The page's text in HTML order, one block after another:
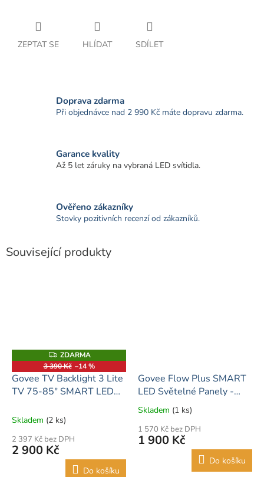
ZEPTAT SE HLÍDAT SDÍLET
Doprava zdarma
Při objednávce nad 2 990 Kč máte dopravu zdarma.
Garance kvality
Až 5 let záruky na vybraná LED svítidla.
Ověřeno zákazníky
Stovky pozitivních recenzí od zákazníků.
Související produkty
Z
D
A
R
M
A
ZDARMA
3 390 Kč –14 %
Govee TV Backlight 3 Lite
TV 75-85" SMART LED
Skladem (2 ks)
2 397 Kč bez DPH
2 900 Kč
Do košíku
Govee Flow Plus SMART
LED Světelné Panely -
RGBICWW
Průměrné
produktu
je
Skladem (1 ks)
1 570 Kč bez DPH
1 900 Kč
Do košíku